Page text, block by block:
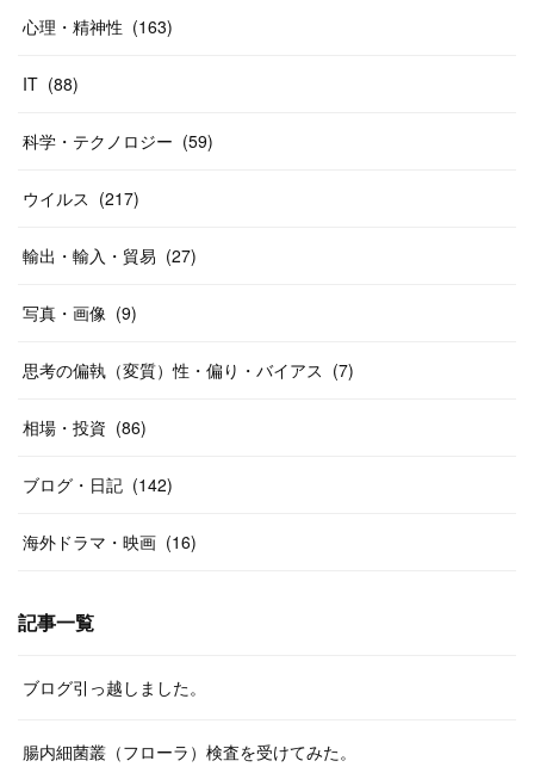
心理・精神性 (163)
IT (88)
科学・テクノロジー (59)
ウイルス (217)
輸出・輸入・貿易 (27)
写真・画像 (9)
思考の偏執（変質）性・偏り・バイアス (7)
相場・投資 (86)
ブログ・日記 (142)
海外ドラマ・映画 (16)
記事一覧
ブログ引っ越しました。
腸内細菌叢（フローラ）検査を受けてみた。